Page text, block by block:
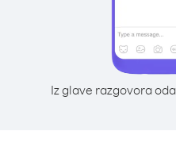
Iz glave razgovora